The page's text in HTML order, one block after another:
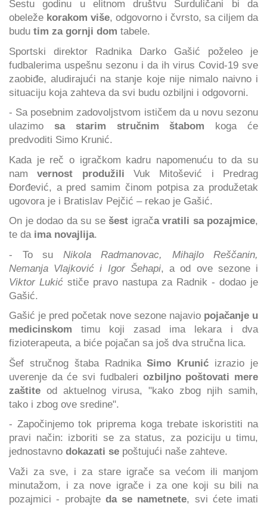
Šestu godinu u elitnom društvu Surduličani bi da
obeleže korakom više, odgovorno i čvrsto, sa ciljem da
budu tim za gornji dom tabele.
Sportski direktor Radnika Darko Gašić poželeo je
fudbalerima uspešnu sezonu i da ih virus Covid-19 sve
zaobiđe, aludirajući na stanje koje nije nimalo naivno i
situaciju koja zahteva da svi budu ozbiljni i odgovorni.
- Sa posebnim zadovoljstvom ističem da u novu sezonu
ulazimo sa starim stručnim štabom koga će
predvoditi Simo Krunić.
Kada je reč o igračkom kadru napomenuću to da su
namvernost produžili Vuk Mitošević i Predrag
Đorđević, a pred samim činom potpisa za produžetak
ugovora je i Bratislav Pejčić – rekao je Gašić.
On je dodao da su se šest igrača vratili sa pozajmice,
te da ima novajlija.
- To su Nikola Radmanovac, Mihajlo Reščanin,
Nemanja Vlajković i Igor Šehapi, a od ove sezone i
Viktor Lukić stiče pravo nastupa za Radnik - dodao je
Gašić.
Gašić je pred početak nove sezone najavio pojačanje u
medicinskom timu koji zasad ima lekara i dva
fizioterapeuta, a biće pojačan sa još dva stručna lica.
Šef stručnog štaba RadnikaSimo Krunić izrazio je
uverenje da će svi fudbaleri ozbiljno poštovati mere
zaštite od aktuelnog virusa, "kako zbog njih samih,
tako i zbog ove sredine".
- Započinjemo tok priprema koga trebate iskoristiti na
pravi način: izboriti se za status, za poziciju u timu,
jednostavno dokazati se poštujući naše zahteve.
Važi za sve, i za stare igrače sa većom ili manjom
minutažom, i za nove igrače i za one koji su bili na
pozajmici - probajte da se nametnete, svi ćete imati